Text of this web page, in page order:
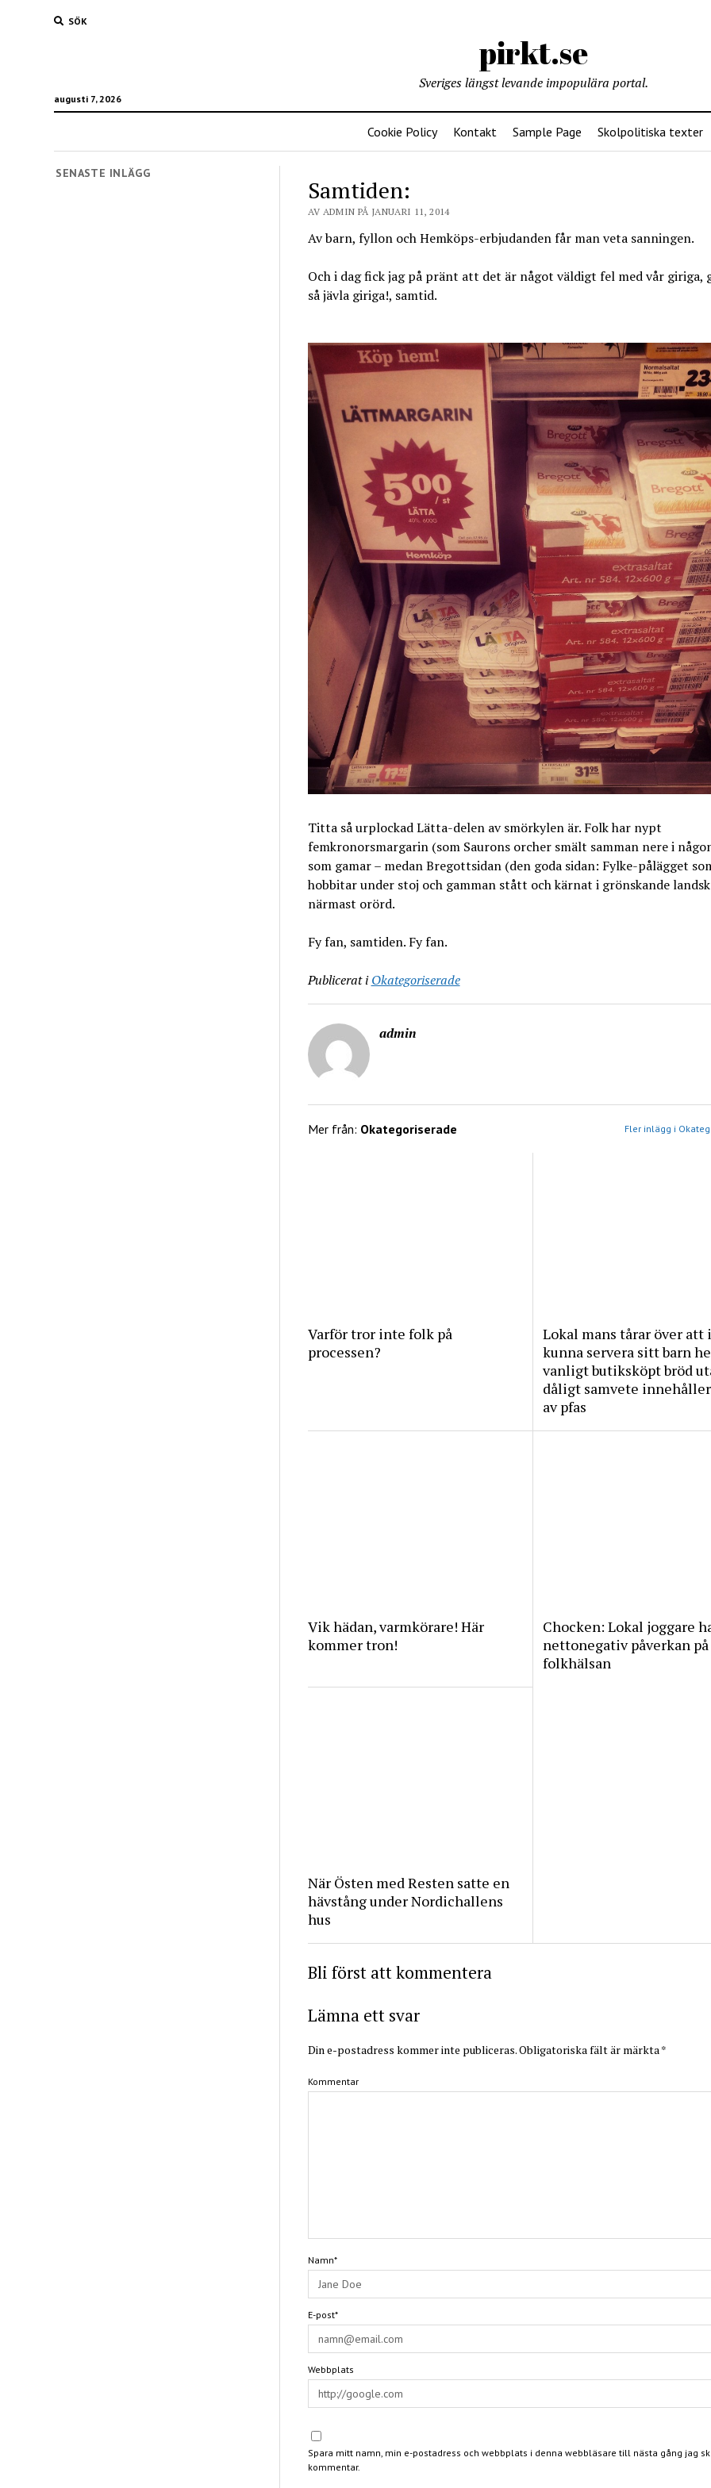
SÖK
pirkt.se
augusti 7, 2026
Sveriges längst levande impopulära portal.
Cookie Policy Kontakt Sample Page Skolpolitiska texter
SENASTE INLÄGG
Samtiden:
AV ADMIN PÅ JANUARI 11, 2014
Av barn, fyllon och Hemköps-erbjudanden får man veta sanningen.
Och i dag fick jag på pränt att det är något väldigt fel med vår giriga,
så jävla giriga!, samtid.
Titta så urplockad Lätta-delen av smörkylen är. Folk har nypt
femkronorsmargarin (som Saurons orcher smält samman nere i
som gamar – medan Bregottsidan (den goda sidan: Fylke-pålägget
hobbitar under stoj och gamman stått och kärnat i grönskande
närmast orörd.
Fy fan, samtiden. Fy fan.
Publicerat i Okategoriserade
admin
Mer från: Okategoriserade Fler inlägg i
Varför tror inte folk på
processen?
Lokal mans tårar över att
kunna servera sitt barn
vanligt butiksköpt bröd
dåligt samvete
av pfas
Vik hädan, varmkörare! Här
kommer tron!
Chocken: Lokal joggare
nettonegativ påverkan på
folkhälsan
När Östen med Resten satte en
hävstång under Nordichallens
hus
Bli först att kommentera
Lämna ett svar
Din e-postadress kommer inte publiceras.Obligatoriska fält är märkta*
Kommentar
Namn*
E-post*
Webbplats
Spara mitt namn, min e-postadress och webbplats i denna webbläsare till nästa gång jag
kommentar.